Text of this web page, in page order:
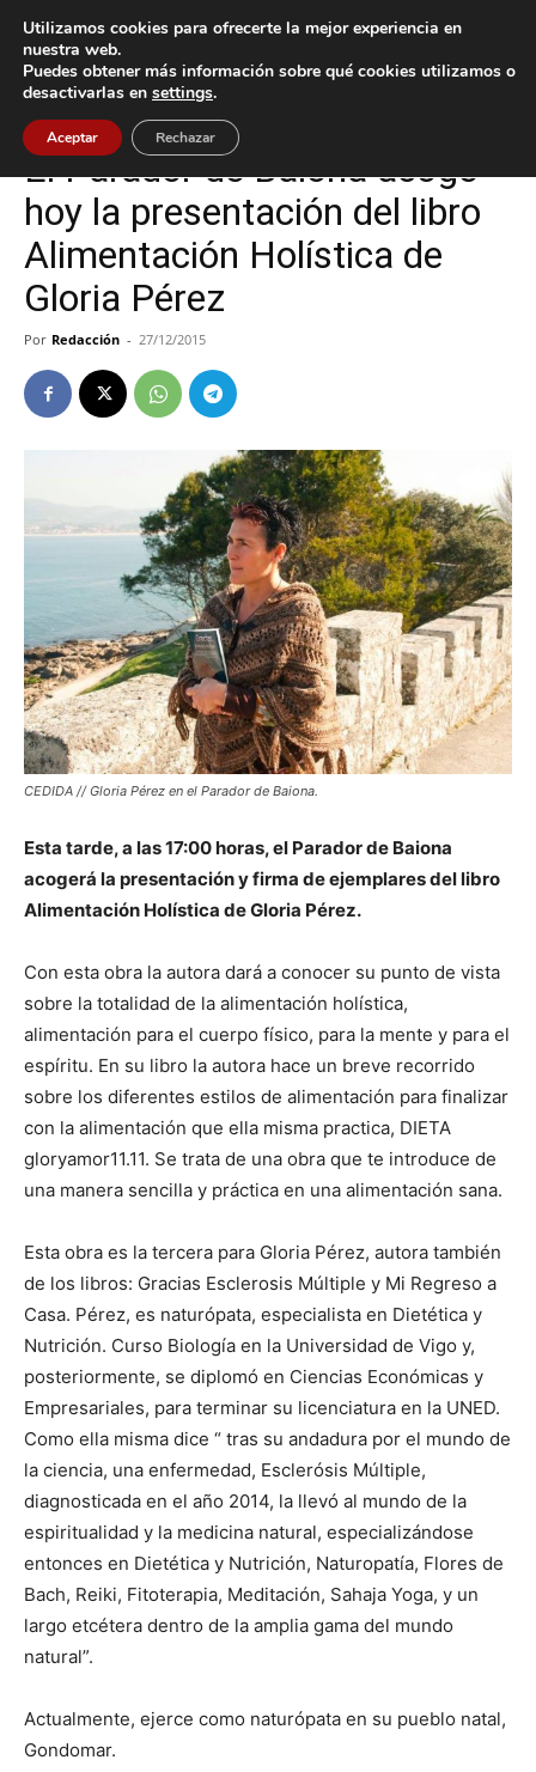
Inicio Baiona
Baiona
El Parador de Baiona acoge
hoy la presentación del libro
Alimentación Holística de
Gloria Pérez
Por Redacción - 27/12/2015
CEDIDA // Gloria Pérez en el Parador de Baiona.
Esta tarde, a las 17:00 horas, el Parador de Baiona
acogerá la presentación y firma de ejemplares del libro
Alimentación Holística de Gloria Pérez.
Con esta obra la autora dará a conocer su punto de vista
sobre la totalidad de la alimentación holística,
alimentación para el cuerpo físico, para la mente y para el
espíritu. En su libro la autora hace un breve recorrido
sobre los diferentes estilos de alimentación para finalizar
con la alimentación que ella misma practica, DIETA
gloryamor11.11. Se trata de una obra que te introduce de
una manera sencilla y práctica en una alimentación sana.
Esta obra es la tercera para Gloria Pérez, autora también
de los libros: Gracias Esclerosis Múltiple y Mi Regreso a
Casa. Pérez, es naturópata, especialista en Dietética y
Nutrición. Curso Biología en la Universidad de Vigo y,
posteriormente, se diplomó en Ciencias Económicas y
Empresariales, para terminar su licenciatura en la UNED.
Como ella misma dice “ tras su andadura por el mundo de
la ciencia, una enfermedad, Esclerósis Múltiple,
diagnosticada en el año 2014, la llevó al mundo de la
espiritualidad y la medicina natural, especializándose
entonces en Dietética y Nutrición, Naturopatía, Flores de
Bach, Reiki, Fitoterapia, Meditación, Sahaja Yoga, y un
largo etcétera dentro de la amplia gama del mundo
natural”.
Actualmente, ejerce como naturópata en su pueblo natal,
Gondomar.
Utilizamos cookies para ofrecerte la mejor experiencia en
nuestra web.
Puedes obtener más información sobre qué cookies utilizamos o
desactivarlas en settings.
Aceptar Rechazar